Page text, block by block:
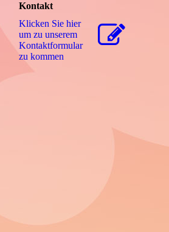
Kontakt
Klicken Sie hier
um zu unserem
Kon­takt­for­mu­lar
zu kommen